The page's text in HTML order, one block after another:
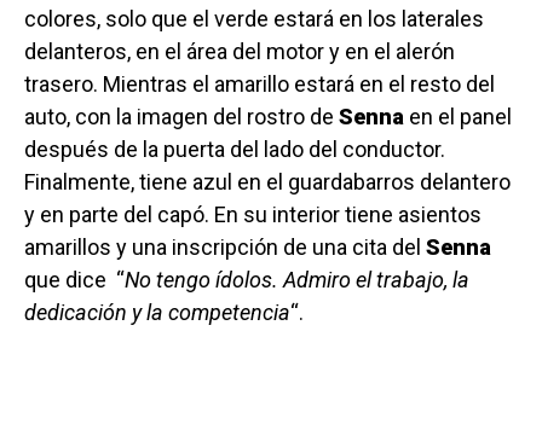
colores, solo que el verde estará en los laterales
delanteros, en el área del motor y en el alerón
trasero. Mientras el amarillo estará en el resto del
auto, con la imagen del rostro de Senna en el panel
después de la puerta del lado del conductor.
Finalmente, tiene azul en el guardabarros delantero
y en parte del capó. En su interior tiene asientos
amarillos y una inscripción de una cita del Senna
que dice “No tengo ídolos. Admiro el trabajo, la
dedicación y la competencia“.